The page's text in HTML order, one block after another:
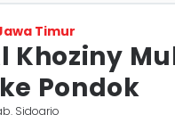
Timur
Khoziny
Pondok
Sidoarjo